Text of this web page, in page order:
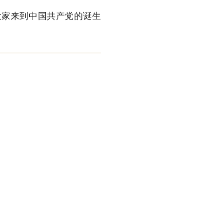
来到中国共产党的诞生